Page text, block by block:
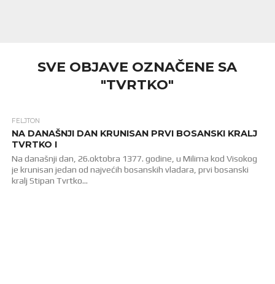
SVE OBJAVE OZNAČENE SA
"TVRTKO"
FELJTON
NA DANAŠNJI DAN KRUNISAN PRVI BOSANSKI KRALJ
TVRTKO I
Na današnji dan, 26.oktobra 1377. godine, u Milima kod Visokog
je krunisan jedan od najvećih bosanskih vladara, prvi bosanski
kralj Stipan Tvrtko...